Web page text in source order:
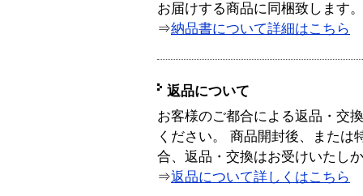
お届けする商品に同梱致します。
⇒納品書について詳細はこちら
返品について
お客様のご都合による返品・交
ください。 商品開封後、または
合、返品・交換はお受けいたし
⇒返品について詳しくはこちら